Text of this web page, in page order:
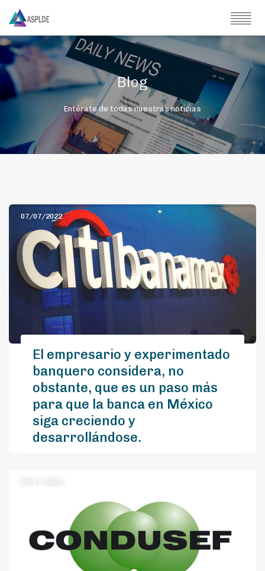
Blog
Entérate de todas nuestras noticias
07/07/2022
El empresario y experimentado
banquero considera, no
obstante, que es un paso más
para que la banca en México
siga creciendo y
desarrollándose.
desarrollándose.
03/07/2022